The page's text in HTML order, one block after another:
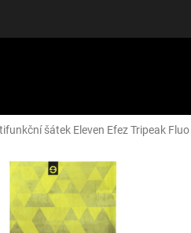
šátek Eleven Efez Tripeak Fluo